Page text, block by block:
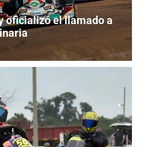
oficializó el llamado a